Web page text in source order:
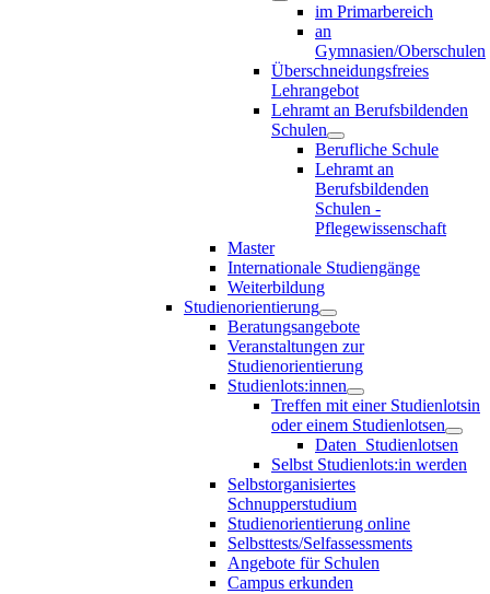
im Primarbereich
an
Gymnasien/Oberschulen
Überschneidungsfreies
Lehrangebot
Lehramt an Berufsbildenden
Schulen
Berufliche Schule
Lehramt an
Berufsbildenden
Schulen -
Pflegewissenschaft
Master
Internationale Studiengänge
Weiterbildung
Studienorientierung
Beratungsangebote
Veranstaltungen zur
Studienorientierung
Studienlots:innen
Treffen mit einer Studienlotsin
oder einem Studienlotsen
Daten_Studienlotsen
Selbst Studienlots:in werden
Selbstorganisiertes
Schnupperstudium
Studienorientierung online
Selbsttests/Selfassessments
Angebote für Schulen
Campus erkunden